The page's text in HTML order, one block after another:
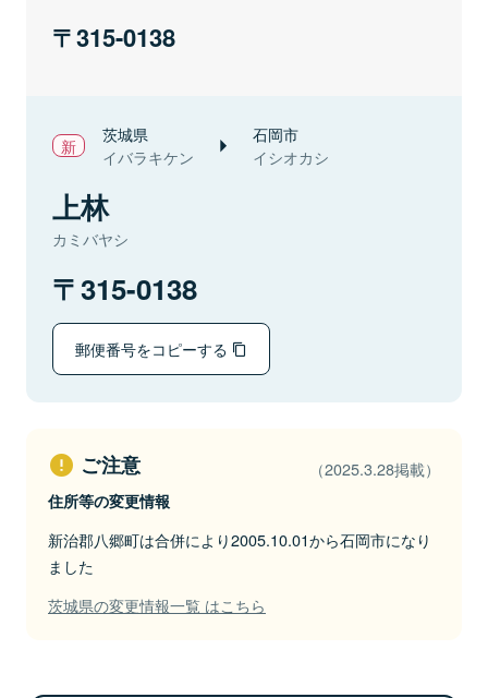
315-0138
茨城県
イバラキケン
石岡市
イシオカシ
上林
カミバヤシ
315-0138
郵便番号をコピーする
ご注意 （2025.3.28掲載）
住所等の変更情報
新治郡八郷町は合併により2005.10.01から石岡市になり
ました
茨城県の変更情報一覧 はこちら